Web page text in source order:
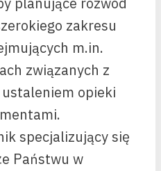
zakresu
m.in.
związanych z
opieki
specjalizujący się
Państwu w